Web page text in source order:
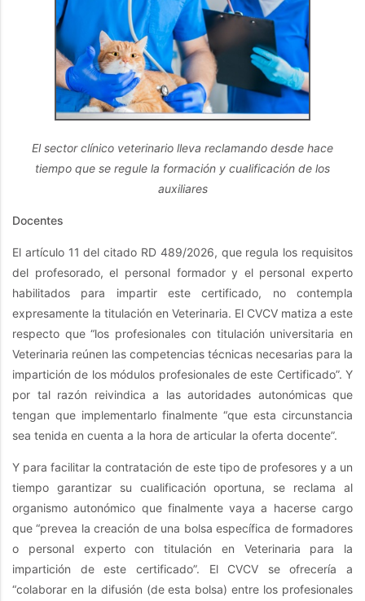
El sector clínico veterinario lleva reclamando desde hace
tiempo que se regule la formación y cualificación de los
auxiliares
Docentes
El artículo 11 del citado RD 489/2026, que regula los requisitos
del profesorado, el personal formador y el personal experto
habilitados para impartir este certificado, no contempla
expresamente la titulación en Veterinaria. El CVCV matiza a este
respecto que “los profesionales con titulación universitaria en
Veterinaria reúnen las competencias técnicas necesarias para la
impartición de los módulos profesionales de este Certificado”. Y
por tal razón reivindica a las autoridades autonómicas que
tengan que implementarlo finalmente “que esta circunstancia
sea tenida en cuenta a la hora de articular la oferta docente”.
Y para facilitar la contratación de este tipo de profesores y a un
tiempo garantizar su cualificación oportuna, se reclama al
organismo autonómico que finalmente vaya a hacerse cargo
que “prevea la creación de una bolsa específica de formadores
o personal experto con titulación en Veterinaria para la
impartición de este certificado”. El CVCV se ofrecería a
“colaborar en la difusión (de esta bolsa) entre los profesionales